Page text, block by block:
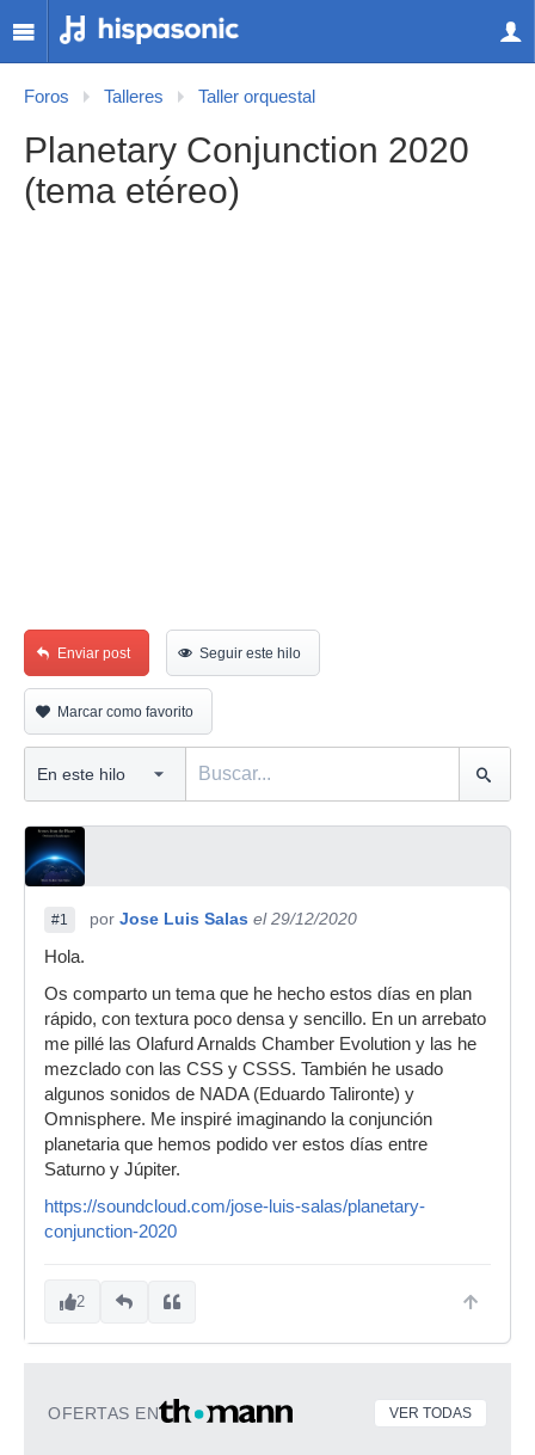
Foros Talleres Taller orquestal
Planetary Conjunction 2020
(tema etéreo)
Enviar post Seguir este hilo
Marcar como favorito
#1 por Jose Luis Salas el 29/12/2020
Hola.
Os comparto un tema que he hecho estos días en plan
rápido, con textura poco densa y sencillo. En un arrebato
me pillé las Olafurd Arnalds Chamber Evolution y las he
mezclado con las CSS y CSSS. También he usado
algunos sonidos de NADA (Eduardo Talironte) y
Omnisphere. Me inspiré imaginando la conjunción
planetaria que hemos podido ver estos días entre
Saturno y Júpiter.
https://soundcloud.com/jose-luis-salas/planetary-
conjunction-2020
2
OFERTAS EN VER TODAS